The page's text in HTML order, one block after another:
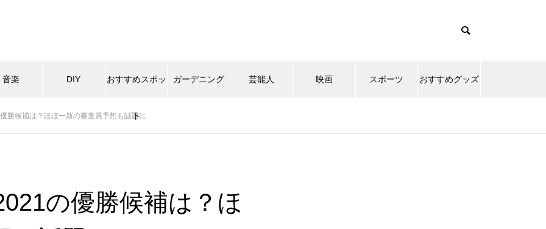
音楽 DIY おすすめスポッ
ト
ガーデニング 芸能人 映画 スポーツ おすすめグッズ
勝候補は？ほぼ一新の審査員予想も話題に
の優勝候補は？ほ